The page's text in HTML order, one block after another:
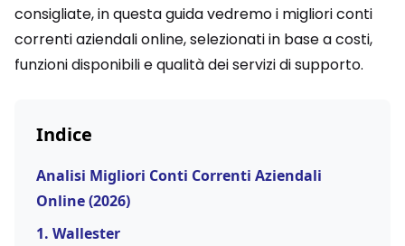
consigliate, in questa guida vedremo i migliori conti
correnti aziendali online, selezionati in base a costi,
funzioni disponibili e qualità dei servizi di supporto.
Indice
Analisi Migliori Conti Correnti Aziendali
Online (2026)
1. Wallester